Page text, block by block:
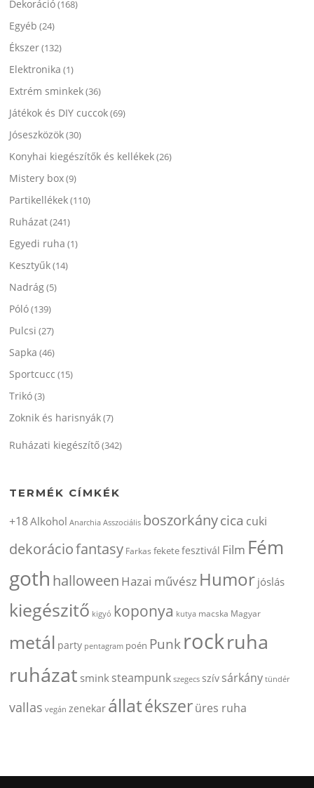
Dekoráció(168)
Egyéb (24)
Ékszer(132)
Elektronika (1)
Extrém sminkek(36)
Játékok és DIY cuccok(69)
Jóseszközök(30)
Konyhai kiegészítők és kellékek(26)
Mistery box(9)
Partikellékek(110)
Ruházat(241)
Egyedi ruha (1)
Kesztyűk(14)
Nadrág(5)
Póló(139)
Pulcsi (27)
Sapka (46)
Sportcucc (15)
Trikó(3)
Zoknik és harisnyák(7)
Ruházati kiegészítő(342)
TERMÉK CÍMKÉK
+18Alkohol Anarchia Asszociális boszorkánycica cuki
dekoráciofantasy Farkas feketefesztivál Film Fém
goth halloween Hazai művész Humor jóslás
kiegészitő kigyó koponya kutya macska Magyar
metál party pentagram poén Punkrockruha
ruházat smink steampunk szegecs szív sárkány tündér
vallas vegán zenekar állatékszerüres ruha